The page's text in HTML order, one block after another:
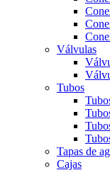
Válvulas
Tubos
Tapas de
Cajas